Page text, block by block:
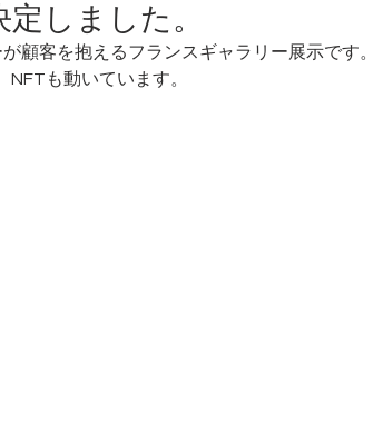
しました。
顧客を抱えるフランスギャラリー展示です。
も動いています。